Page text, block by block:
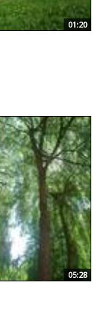
01:20
05:28